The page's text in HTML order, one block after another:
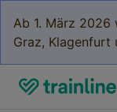
Ab 1. März 2026
Graz, Klagenfurt